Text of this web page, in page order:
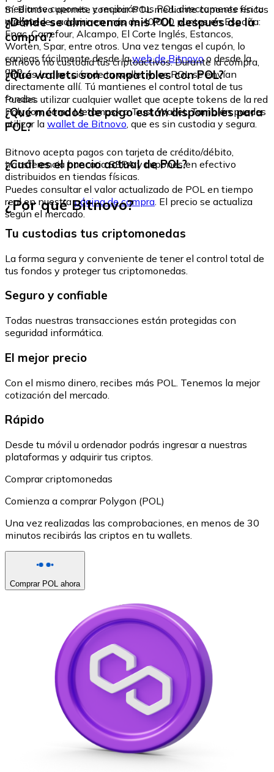
mediante cupones, y recibirás tus POL directamente en tu
wallet.
Sí. Bitnovo permite comprar POL mediante cupones físicos
que puedes adquirir en más de 40.000 puntos en España:
Fnac, Carrefour, Alcampo, El Corte Inglés, Estancos,
Worten, Spar, entre otros. Una vez tengas el cupón, lo
canjeas fácilmente desde laweb de Bitnovoo desde la
app.
¿Dónde se almacenan mis POL después de la
compra?
Bitnovo no custodia tus criptoactivos. Durante la compra,
indicas la dirección de tu wallet y los POL se envían
directamente allí. Tú mantienes el control total de tus
fondos.
¿Qué wallets son compatibles con POL?
Puedes utilizar cualquier wallet que acepte tokens de la red
Polygon, como Metamask o Trust Wallet. También puedes
utilizar la wallet de Bitnovo, que es sin custodia y segura.
¿Qué métodos de pago están disponibles para
POL?
Bitnovo acepta pagos con tarjeta de crédito/débito,
transferencia bancaria SEPA y cupones en efectivo
distribuidos en tiendas físicas.
¿Cuál es el precio actual de POL?
Puedes consultar el valor actualizado de POL en tiempo
real en nuestrapágina de compra. El precio se actualiza
según el mercado.
¿Por qué Bitnovo?
Tu custodias tus criptomonedas
La forma segura y conveniente de tener el control total de
tus fondos y proteger tus criptomonedas.
Seguro y confiable
Todas nuestras transacciones están protegidas con
seguridad informática.
El mejor precio
Con el mismo dinero, recibes más POL. Tenemos la mejor
cotización del mercado.
Rápido
Desde tu móvil u ordenador podrás ingresar a nuestras
plataformas y adquirir tus criptos.
Comprar criptomonedas
Comienza a comprar Polygon (POL)
Una vez realizadas las comprobaciones, en menos de 30
minutos recibirás las criptos en tu wallets.
Comprar POL ahora